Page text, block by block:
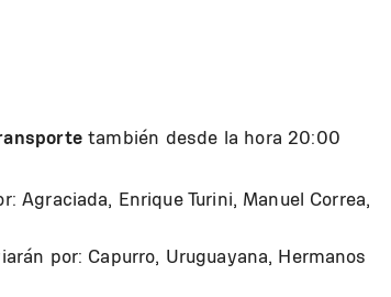
también desde la hora 20:00
Agraciada, Enrique Turini, Manuel Correa,
por: Capurro, Uruguayana, Hermanos